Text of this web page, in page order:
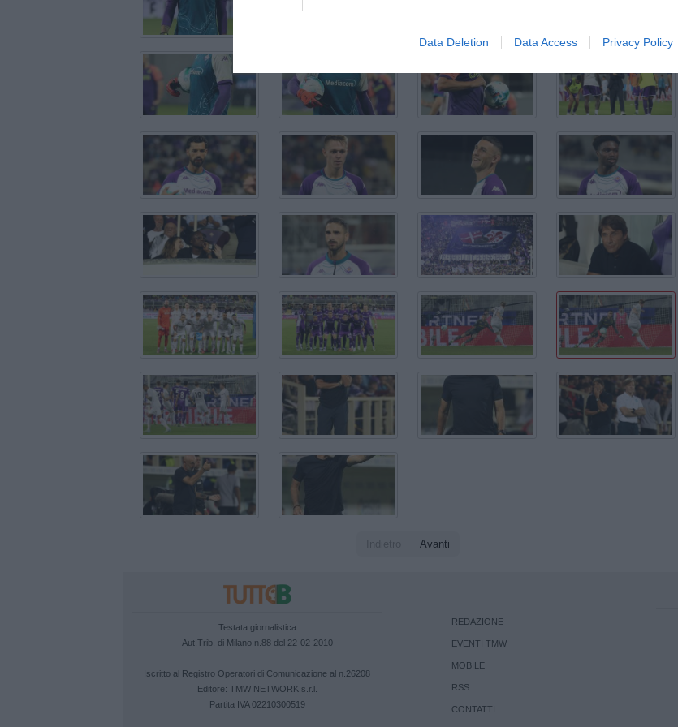
Data Deletion Data Access Privacy Policy
Avanti
Testata giornalistica
Aut.Trib. di Milano n.88 del 22-02-2010
Iscritto al Registro Operatori di Comunicazione al n.26208
Editore: TMW NETWORK s.r.l.
Partita IVA 02210300519
REDAZIONE
EVENTI TMW
MOBILE
RSS
CONTATTI